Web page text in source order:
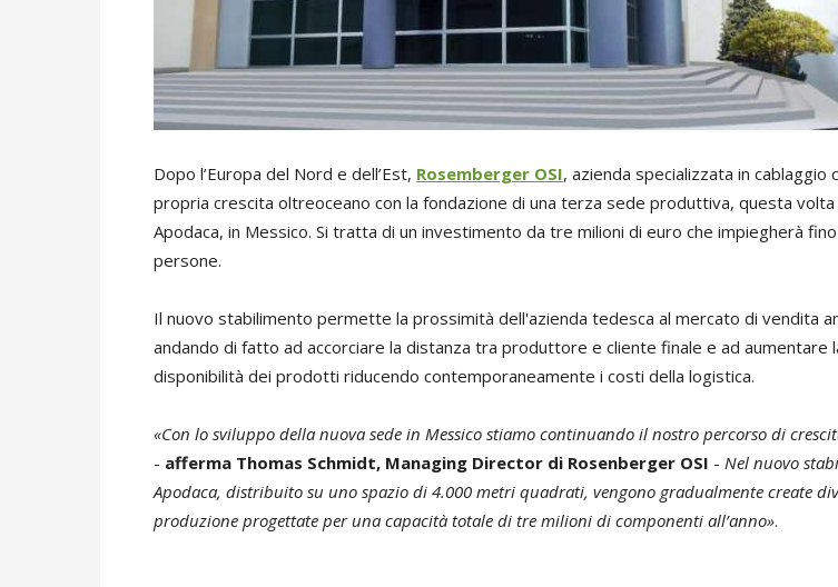
Dopo l’Europa del Nord e dell’Est, Rosemberger OSI, azienda specializzata in cablaggio
propria crescita oltreoceano con la fondazione di una terza sede produttiva, questa volta
Apodaca, in Messico. Si tratta di un investimento da tre milioni di euro che impiegherà
persone.
Il nuovo stabilimento permette la prossimità dell'azienda tedesca al mercato di vendita
andando di fatto ad accorciare la distanza tra produttore e cliente finale e ad aumentare
disponibilità dei prodotti riducendo contemporaneamente i costi della logistica.
«Con lo sviluppo della nuova sede in Messico stiamo continuando il nostro percorso di
- afferma Thomas Schmidt, Managing Director di Rosenberger OSI - Nel nuovo
Apodaca, distribuito su uno spazio di 4.000 metri quadrati, vengono gradualmente create
produzione progettate per una capacità totale di tre milioni di componenti all’anno».